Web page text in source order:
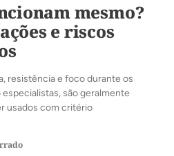
mesmo?
e riscos
resistência e foco durante os
são geralmente
usados com critério